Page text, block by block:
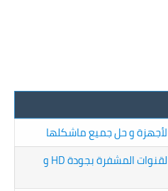
تطبيق جديد لمشاهدة جميع القنوات المشفرة بجودة HD و